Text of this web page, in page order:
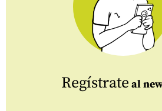
Regístrate al